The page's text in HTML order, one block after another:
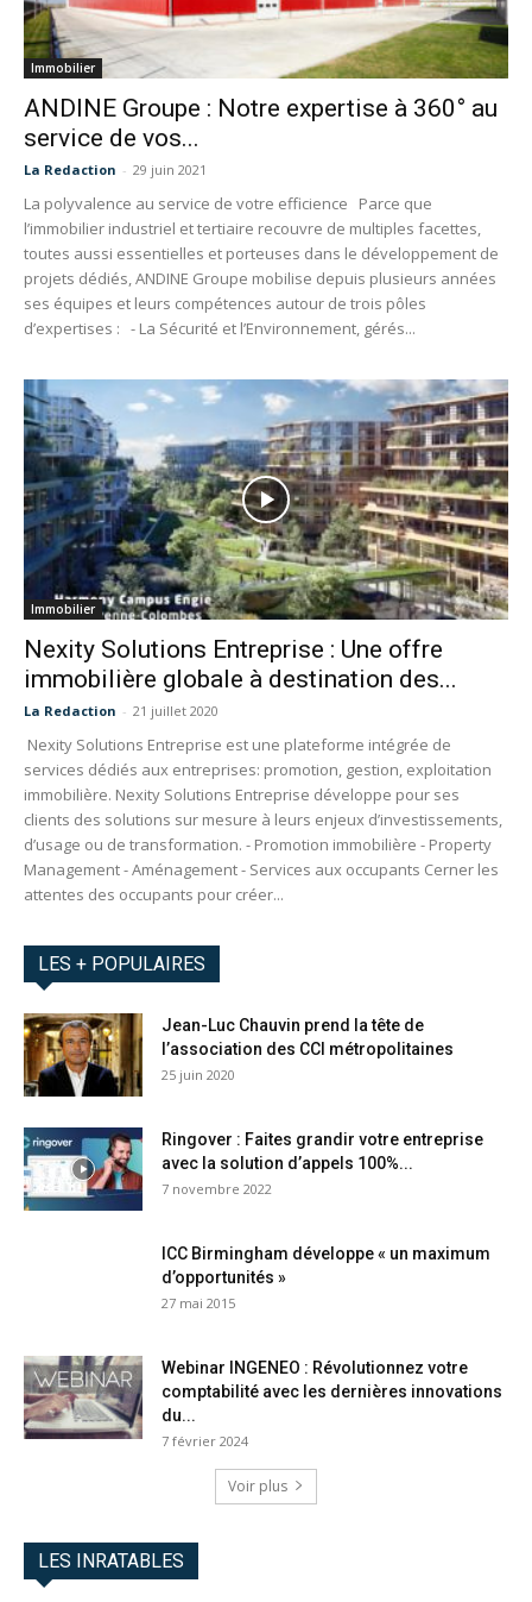
Immobilier
ANDINE Groupe : Notre expertise à 360° au
service de vos...
La Redaction - 29 juin 2021
La polyvalence au service de votre efficience Parce que
l’immobilier industriel et tertiaire recouvre de multiples facettes,
toutes aussi essentielles et porteuses dans le développement de
projets dédiés, ANDINE Groupe mobilise depuis plusieurs années
ses équipes et leurs compétences autour de trois pôles
d’expertises : - La Sécurité et l’Environnement, gérés...
Immobilier
Nexity Solutions Entreprise : Une offre
immobilière globale à destination des...
La Redaction - 21 juillet 2020
Nexity Solutions Entreprise est une plateforme intégrée de
services dédiés aux entreprises: promotion, gestion, exploitation
immobilière. Nexity Solutions Entreprise développe pour ses
clients des solutions sur mesure à leurs enjeux d’investissements,
d’usage ou de transformation. - Promotion immobilière - Property
Management - Aménagement - Services aux occupants Cerner les
attentes des occupants pour créer...
LES + POPULAIRES
Jean-Luc Chauvin prend la tête de
l’association des CCI métropolitaines
25 juin 2020
Ringover : Faites grandir votre entreprise
avec la solution d’appels 100%...
7 novembre 2022
ICC Birmingham développe « un maximum
d’opportunités »
27 mai 2015
Webinar INGENEO : Révolutionnez votre
comptabilité avec les dernières innovations
du...
7 février 2024
Voir plus
LES INRATABLES